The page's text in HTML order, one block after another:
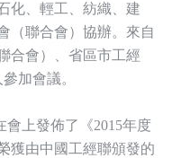
化、輕工、紡織、建
（聯合會）協辦。來自
合會）、省區市工經
加會議。
上發佈了《2015年度
獲由中國工經聯頒發的